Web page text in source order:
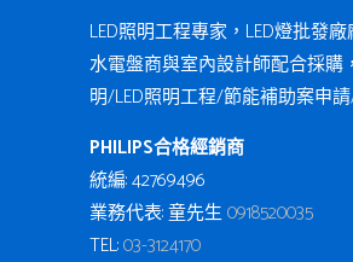
LED照明工程專家，LED燈批發
水電盤商與室內設計師配合採購
明/LED照明工程/節能補助案申
PHILIPS合格經銷商
統編: 42769496
業務代表: 童先生0918520035
TEL:03-3124170